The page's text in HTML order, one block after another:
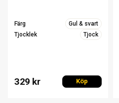
Färg
Gul & svart
Tjocklek
Tjock
329 kr Köp